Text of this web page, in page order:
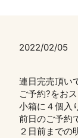
2022/02/05
連日完売頂い
ご予約?をお
小箱に４個入
前日のご予約
２日前までの